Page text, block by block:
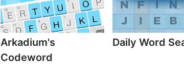
Arkadium's
Codeword
Daily Word